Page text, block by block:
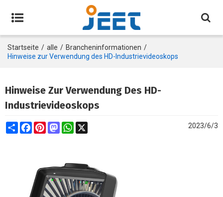
Startseite / alle / Brancheninformationen /
Hinweise zur Verwendung des HD-Industrievideoskops
Hinweise Zur Verwendung Des HD-
Industrievideoskops
ShareFacebookPinterestMastodonWhatsApp 2023/6/3